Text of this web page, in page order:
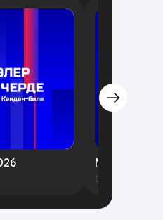
Медээлер
03.08.2026